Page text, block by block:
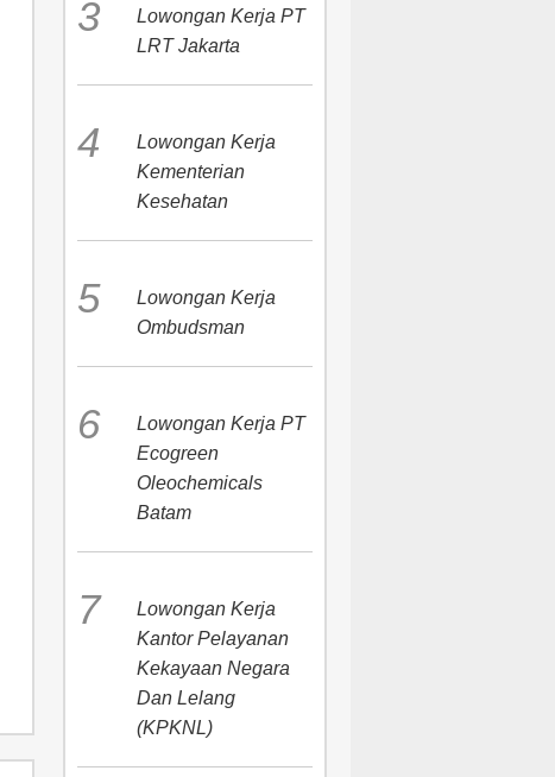
Lowongan Kerja PT
LRT Jakarta
Lowongan Kerja
Kementerian
Kesehatan
Lowongan Kerja
Ombudsman
Lowongan Kerja PT
Ecogreen
Oleochemicals
Batam
Lowongan Kerja
Kantor Pelayanan
Kekayaan Negara
Dan Lelang
(KPKNL)